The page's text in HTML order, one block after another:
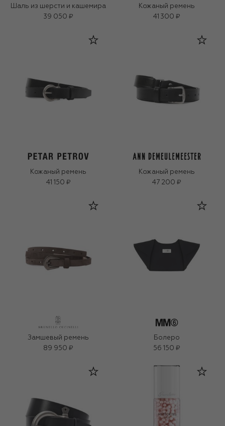
Шаль из шерсти и кашемира
39 050 ₽
Кожаный ремень
41 300 ₽
Кожаный ремень
41 150 ₽
Кожаный ремень
47 200 ₽
Замшевый ремень
89 950 ₽
Болеро
56 150 ₽